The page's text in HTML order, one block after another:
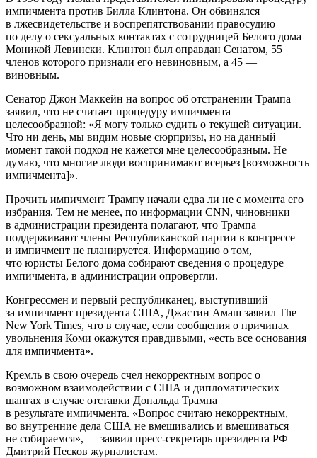
импичмента против Билла Клинтона. Он обвинялся
в лжесвидетельстве и воспрепятствовании правосудию
по делу о сексуальных контактах с сотрудницей Белого дома
Моникой Левински. Клинтон был оправдан Сенатом, 55
членов которого признали его невиновным, а 45 —
виновным.
Сенатор Джон Маккейн на вопрос об отстранении Трампа
заявил, что не считает процедуру импичмента
целесообразной: «Я могу только судить о текущей ситуации.
Что ни день, мы видим новые сюрпризы, но на данный
момент такой подход не кажется мне целесообразным. Не
думаю, что многие люди воспринимают всерьез [возможность
импичмента]».
Прочить импичмент Трампу начали едва ли не с момента его
избрания. Тем не менее, по информации CNN, чиновники
в администрации президента полагают, что Трампа
поддерживают члены Республиканской партии в конгрессе
и импичмент не планируется. Информацию о том,
что юристы Белого дома собирают сведения о процедуре
импичмента, в администрации опровергли.
Конгрессмен и первый республиканец, выступивший
за импичмент президента США, Джастин Амаш заявил The
New York Times, что в случае, если сообщения о причинах
увольнения Коми окажутся правдивыми, «есть все основания
для импичмента».
Кремль в свою очередь счел некорректным вопрос о
возможном взаимодействии с США и дипломатических
шангах в случае отставки Дональда Трампа
в результате импичмента. «Вопрос считаю некорректным,
во внутренние дела США не вмешивались и вмешиваться
не собираемся», — заявил пресс-секретарь президента РФ
Дмитрий Песков журналистам.